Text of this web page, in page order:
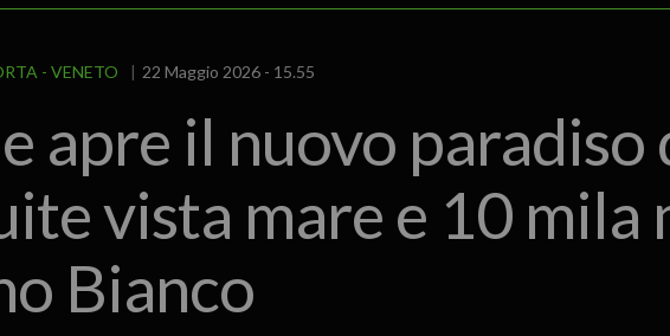
VENETO 22 Maggio 2026 - 15.55
apre il nuovo paradiso
vista mare e 10
Bianco